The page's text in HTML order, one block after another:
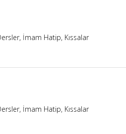
İmam Hatip, Kıssalar
İmam Hatip, Kıssalar